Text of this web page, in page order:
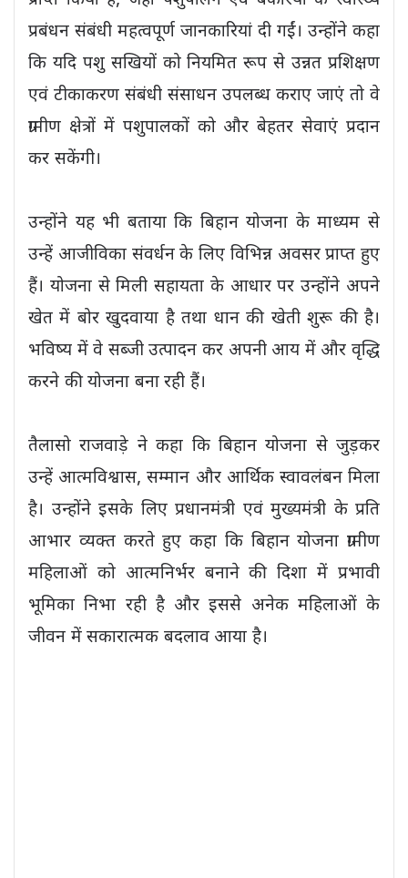
प्रबंधन संबंधी महत्वपूर्ण जानकारियां दी गईं। उन्होंने कहा
कि यदि पशु सखियों को नियमित रूप से उन्नत प्रशिक्षण
एवं टीकाकरण संबंधी संसाधन उपलब्ध कराए जाएं तो वे
ग्रामीण क्षेत्रों में पशुपालकों को और बेहतर सेवाएं प्रदान
कर सकेंगी।
उन्होंने यह भी बताया कि बिहान योजना के माध्यम से
उन्हें आजीविका संवर्धन के लिए विभिन्न अवसर प्राप्त हुए
हैं। योजना से मिली सहायता के आधार पर उन्होंने अपने
खेत में बोर खुदवाया है तथा धान की खेती शुरू की है।
भविष्य में वे सब्जी उत्पादन कर अपनी आय में और वृद्धि
करने की योजना बना रही हैं।
तैलासो राजवाड़े ने कहा कि बिहान योजना से जुड़कर
उन्हें आत्मविश्वास, सम्मान और आर्थिक स्वावलंबन मिला
है। उन्होंने इसके लिए प्रधानमंत्री एवं मुख्यमंत्री के प्रति
आभार व्यक्त करते हुए कहा कि बिहान योजना ग्रामीण
महिलाओं को आत्मनिर्भर बनाने की दिशा में प्रभावी
भूमिका निभा रही है और इससे अनेक महिलाओं के
जीवन में सकारात्मक बदलाव आया है।